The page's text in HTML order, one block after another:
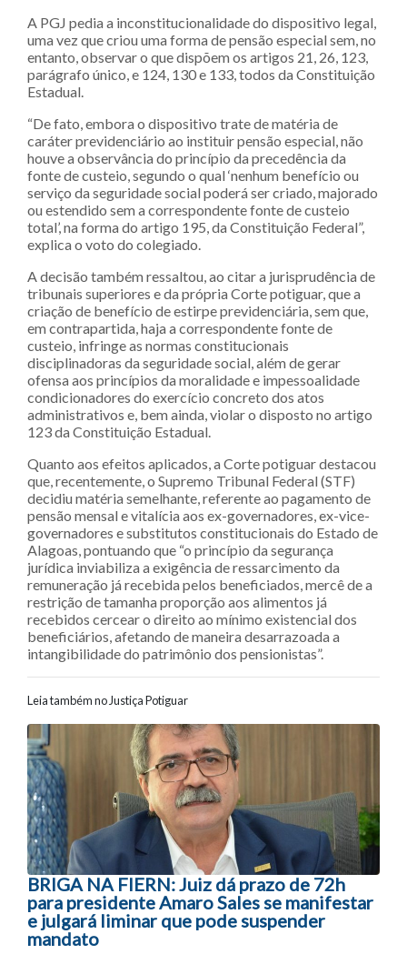
A PGJ pedia a inconstitucionalidade do dispositivo legal,
uma vez que criou uma forma de pensão especial sem, no
entanto, observar o que dispõem os artigos 21, 26, 123,
parágrafo único, e 124, 130 e 133, todos da Constituição
Estadual.
“De fato, embora o dispositivo trate de matéria de
caráter previdenciário ao instituir pensão especial, não
houve a observância do princípio da precedência da
fonte de custeio, segundo o qual ‘nenhum benefício ou
serviço da seguridade social poderá ser criado, majorado
ou estendido sem a correspondente fonte de custeio
total’, na forma do artigo 195, da Constituição Federal”,
explica o voto do colegiado.
A decisão também ressaltou, ao citar a jurisprudência de
tribunais superiores e da própria Corte potiguar, que a
criação de benefício de estirpe previdenciária, sem que,
em contrapartida, haja a correspondente fonte de
custeio, infringe as normas constitucionais
disciplinadoras da seguridade social, além de gerar
ofensa aos princípios da moralidade e impessoalidade
condicionadores do exercício concreto dos atos
administrativos e, bem ainda, violar o disposto no artigo
123 da Constituição Estadual.
Quanto aos efeitos aplicados, a Corte potiguar destacou
que, recentemente, o Supremo Tribunal Federal (STF)
decidiu matéria semelhante, referente ao pagamento de
pensão mensal e vitalícia aos ex-governadores, ex-vice-
governadores e substitutos constitucionais do Estado de
Alagoas, pontuando que “o princípio da segurança
jurídica inviabiliza a exigência de ressarcimento da
remuneração já recebida pelos beneficiados, mercê de a
restrição de tamanha proporção aos alimentos já
recebidos cercear o direito ao mínimo existencial dos
beneficiários, afetando de maneira desarrazoada a
intangibilidade do patrimônio dos pensionistas”.
Leia também no Justiça Potiguar
Navegação entre posts
BRIGA NA FIERN: Juiz dá prazo de 72h
para presidente Amaro Sales se manifestar
e julgará liminar que pode suspender
mandato